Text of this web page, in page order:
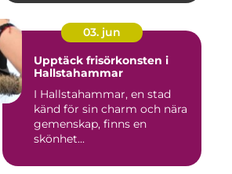
03. jun
Upptäck frisörkonsten i
Hallstahammar
I Hallstahammar, en stad
känd för sin charm och nära
gemenskap, finns en
skönhet...